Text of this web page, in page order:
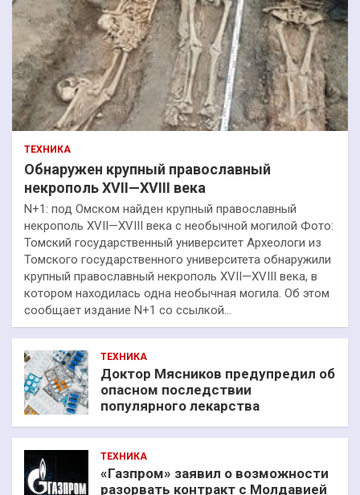
ТЕХНИКА
Обнаружен крупный православный
некрополь XVII—XVIII века
N+1: под Омском найден крупный православный
некрополь XVII—XVIII века с необычной могилой Фото:
Томский государственный университет Археологи из
Томского государственного университета обнаружили
крупный православный некрополь XVII—XVIII века, в
котором находилась одна необычная могила. Об этом
сообщает издание N+1 со ссылкой…
ТЕХНИКА
Доктор Мясников предупредил об
опасном последствии
популярного лекарства
ТЕХНИКА
«Газпром» заявил о возможности
разорвать контракт с Молдавией